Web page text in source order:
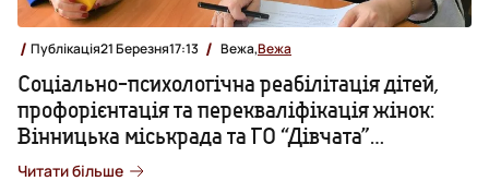
Публікація21 Березня17:13 Вежа,Вежа
Соціально-психологічна реабілітація дітей,
профорієнтація та перекваліфікація жінок:
Вінницька міськрада та ГО “Дівчата”
підписали Меморандум про співпрацю
Читати більше